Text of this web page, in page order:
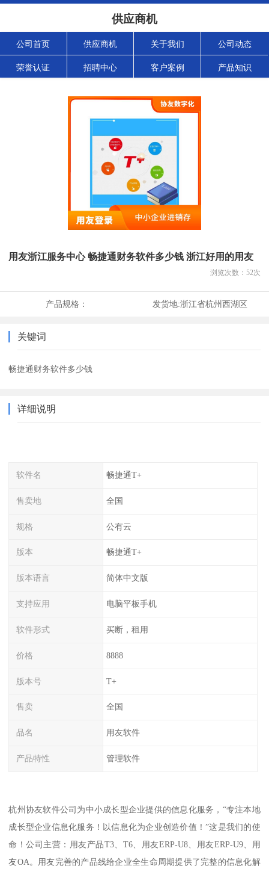
供应商机
公司首页 供应商机 关于我们 公司动态
荣誉认证 招聘中心 客户案例 产品知识
用友浙江服务中心 畅捷通财务软件多少钱 浙江好用的用友
浏览次数： 52次
产品规格： 发货地:浙江省杭州西湖区
关键词
畅捷通财务软件多少钱
详细说明
软件名 畅捷通T+
售卖地 全国
规格 公有云
版本 畅捷通T+
版本语言 简体中文版
支持应用 电脑平板手机
软件形式 买断，租用
价格 8888
版本号 T+
售卖 全国
品名 用友软件
产品特性 管理软件
杭州协友软件公司为中小成长型企业提供的信息化服务，“专注本地
成长型企业信息化服务！以信息化为企业创造价值！”这是我们的使
命！公司主营：用友产品T3、T6、用友ERP-U8、用友ERP-U9、用
友OA。用友完善的产品线给企业全生命周期提供了完整的信息化解